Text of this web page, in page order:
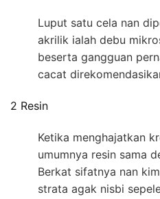
Luput satu cela nan
akrilik ialah debu
beserta gangguan
cacat
2 Resin
Ketika menghajatkan
umumnya resin sama
Berkat sifatnya nan
strata agak nisbi